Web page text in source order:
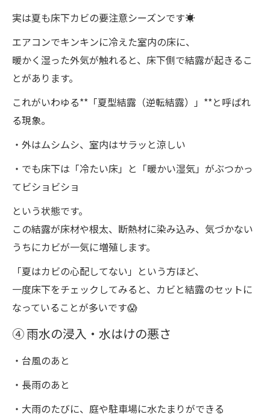
実は夏も床下カビの要注意シーズンです☀️
エアコンでキンキンに冷えた室内の床に、
暖かく湿った外気が触れると、床下側で結露が起きるこ
とがあります。
これがいわゆる**「夏型結露（逆転結露）」**と呼ばれ
る現象。
・外はムシムシ、室内はサラッと涼しい
・でも床下は「冷たい床」と「暖かい湿気」がぶつかっ
てビショビショ
という状態です。
この結露が床材や根太、断熱材に染み込み、気づかない
うちにカビが一気に増殖します。
「夏はカビの心配してない」という方ほど、
一度床下をチェックしてみると、カビと結露のセットに
なっていることが多いです😱
④ 雨水の浸入・水はけの悪さ
・台風のあと
・長雨のあと
・大雨のたびに、庭や駐車場に水たまりができる